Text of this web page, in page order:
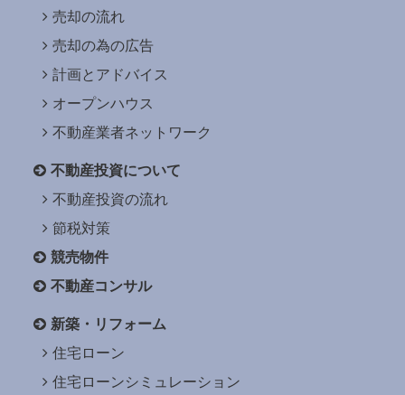
売却の流れ
売却の為の広告
計画とアドバイス
オープンハウス
不動産業者ネットワーク
不動産投資について
不動産投資の流れ
節税対策
競売物件
不動産コンサル
新築・リフォーム
住宅ローン
住宅ローンシミュレーション